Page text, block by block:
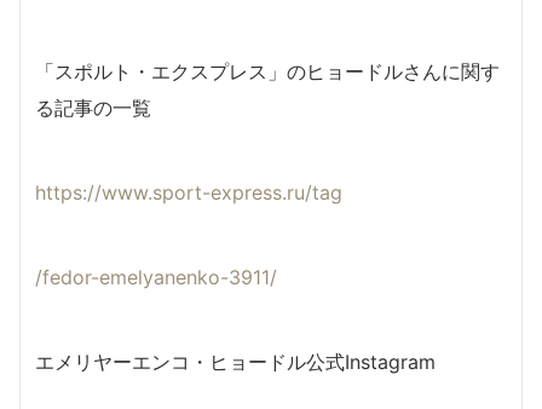
「スポルト・エクスプレス」のヒョードルさんに関す
る記事の一覧
https://www.sport-express.ru/tag
/fedor-emelyanenko-3911/
エメリヤーエンコ・ヒョードル公式Instagram